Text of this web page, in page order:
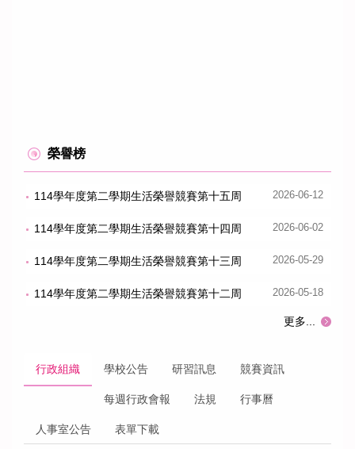
榮譽榜
114學年度第二學期生活榮譽競賽第十五周 2026-06-12
114學年度第二學期生活榮譽競賽第十四周 2026-06-02
114學年度第二學期生活榮譽競賽第十三周 2026-05-29
114學年度第二學期生活榮譽競賽第十二周 2026-05-18
更多...
行政組織 學校公告 研習訊息 競賽資訊
每週行政會報 法規 行事曆
人事室公告 表單下載